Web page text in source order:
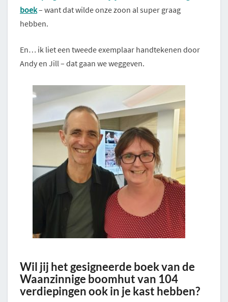
boek– want dat wilde onze zoon al super graag
hebben.
En… ik liet een tweede exemplaar handtekenen door
Andy en Jill – dat gaan we weggeven.
Wil jij het gesigneerde boek van de
Waanzinnige boomhut van 104
verdiepingen ook in je kast hebben?